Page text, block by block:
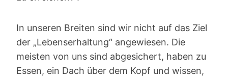
In unseren Breiten sind wir nicht auf das Ziel
der „Lebenserhaltung“ angewiesen. Die
meisten von uns sind abgesichert, haben zu
Essen, ein Dach über dem Kopf und wissen,